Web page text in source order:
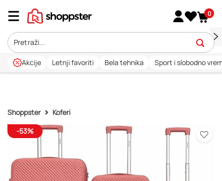
0
Akcije Letnji favoriti Bela tehnika Sport i slobodno
Shoppster
Koferi
-53%